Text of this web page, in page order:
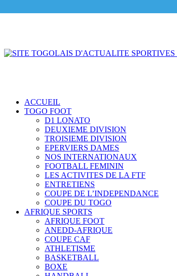
ACCUEIL
TOGO FOOT
D1 LONATO
DEUXIEME DIVISION
TROISIEME DIVISION
EPERVIERS DAMES
NOS INTERNATIONAUX
FOOTBALL FEMININ
LES ACTIVITES DE LA FTF
ENTRETIENS
COUPE DE L’INDEPENDANCE
COUPE DU TOGO
AFRIQUE SPORTS
AFRIQUE FOOT
ANEDD-AFRIQUE
COUPE CAF
ATHLETISME
BASKETBALL
BOXE